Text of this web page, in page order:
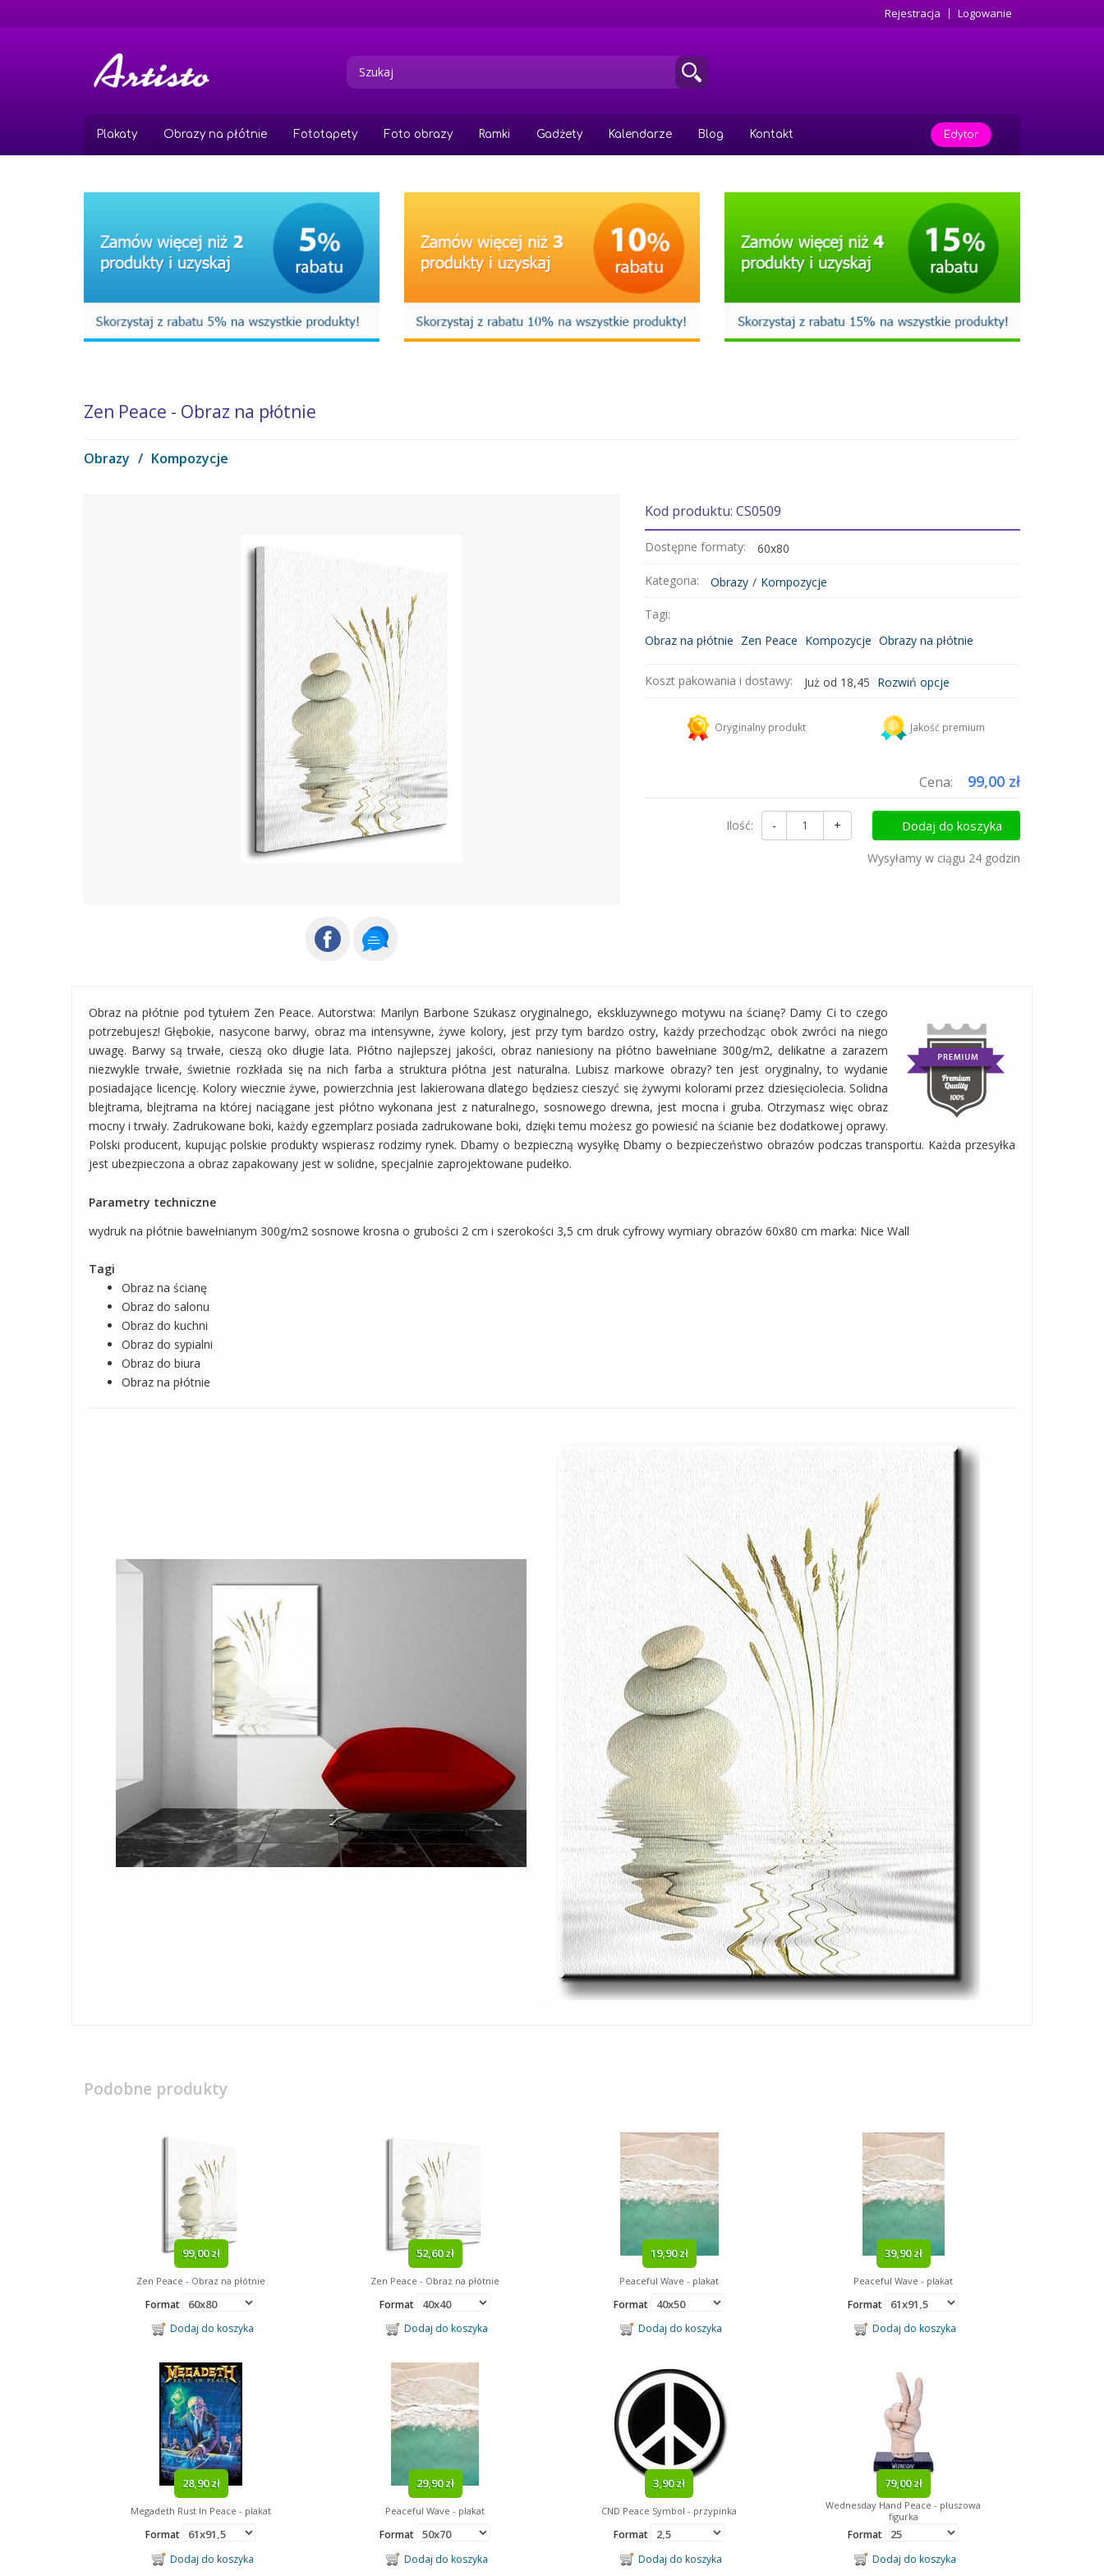
do
Rejestracja Logowanie
Plakaty Obrazy na płótnie Fototapety Foto obrazy Ramki Gadżety Kalendarze Blog Kontakt Edytor
Zen Peace - Obraz na płótnie
Obrazy / Kompozycje
Kod produktu: CS0509
Dostępne formaty: 60x80
Kategoria: Obrazy / Kompozycje
Tagi:
Obraz na płótnie Zen Peace Kompozycje Obrazy na płótnie
Koszt pakowania i dostawy: Już od 18,45 Rozwiń opcje
Kurier DHL
Dodaj więcej produktów do koszyka i zapłać za wysyłkę tylko raz!
Oryginalny produkt Jakość premium
Cena: 99,00 zł
Dodaj do koszyka
Ilość: - +
Wysyłamy w ciągu 24 godzin
Obraz na płótnie pod tytułem Zen Peace. Autorstwa: Marilyn Barbone Szukasz oryginalnego, ekskluzywnego motywu na ścianę? Damy Ci to czego
potrzebujesz! Głębokie, nasycone barwy, obraz ma intensywne, żywe kolory, jest przy tym bardzo ostry, każdy przechodząc obok zwróci na niego
uwagę. Barwy są trwałe, cieszą oko długie lata. Płótno najlepszej jakości, obraz naniesiony na płótno bawełniane 300g/m2, delikatne a zarazem
niezwykle trwałe, świetnie rozkłada się na nich farba a struktura płótna jest naturalna. Lubisz markowe obrazy? ten jest oryginalny, to wydanie
posiadające licencję. Kolory wiecznie żywe, powierzchnia jest lakierowana dlatego będziesz cieszyć się żywymi kolorami przez dziesięciolecia. Solidna
blejtrama, blejtrama na której naciągane jest płótno wykonana jest z naturalnego, sosnowego drewna, jest mocna i gruba. Otrzymasz więc obraz
mocny i trwały. Zadrukowane boki, każdy egzemplarz posiada zadrukowane boki, dzięki temu możesz go powiesić na ścianie bez dodatkowej oprawy.
Polski producent, kupując polskie produkty wspierasz rodzimy rynek. Dbamy o bezpieczną wysyłkę Dbamy o bezpieczeństwo obrazów podczas transportu. Każda przesyłka
jest ubezpieczona a obraz zapakowany jest w solidne, specjalnie zaprojektowane pudełko.
Parametry techniczne
wydruk na płótnie bawełnianym 300g/m2 sosnowe krosna o grubości 2 cm i szerokości 3,5 cm druk cyfrowy wymiary obrazów 60x80 cm marka: Nice Wall
Tagi
Obraz na ścianę
Obraz do salonu
Obraz do kuchni
Obraz do sypialni
Obraz do biura
Obraz na płótnie
Podobne produkty
99,00 zł
Zen Peace - Obraz na płótnie
Format
Dodaj do koszyka
52,60 zł
Zen Peace - Obraz na płótnie
Format
Dodaj do koszyka
19,90 zł
Peaceful Wave - plakat
Format
Dodaj do koszyka
39,90 zł
Peaceful Wave - plakat
Format
Dodaj do koszyka
28,90 zł
Megadeth Rust In Peace - plakat
Format
Dodaj do koszyka
29,90 zł
Peaceful Wave - plakat
Format
Dodaj do koszyka
3,90 zł
CND Peace Symbol - przypinka
Format
Dodaj do koszyka
79,00 zł
Wednesday Hand Peace - pluszowa
figurka
Format
Dodaj do koszyka